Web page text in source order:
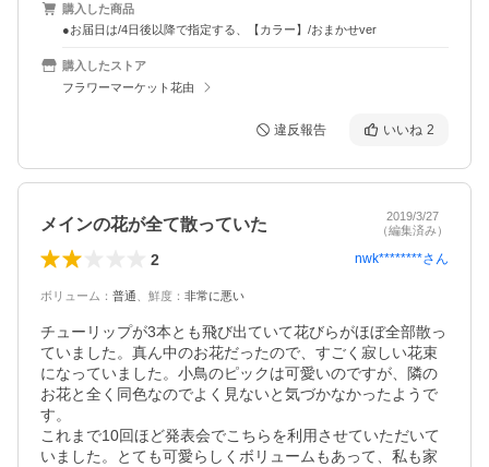
購入した商品
●お届日は/4日後以降で指定する、【カラー】/おまかせver
購入したストア
フラワーマーケット花由
違反報告 いいね 2
メインの花が全て散っていた
2019/3/27
（編集済み）
2 nwk********さん
ボリューム ： 普通 鮮度 ： 非常に悪い
チューリップが3本とも飛び出ていて花びらがほぼ全部散っ
ていました。真ん中のお花だったので、すごく寂しい花束
になっていました。小鳥のピックは可愛いのですが、隣の
お花と全く同色なのでよく見ないと気づかなかったようで
す。
これまで10回ほど発表会でこちらを利用させていただいて
いました。とても可愛らしくボリュームもあって、私も家